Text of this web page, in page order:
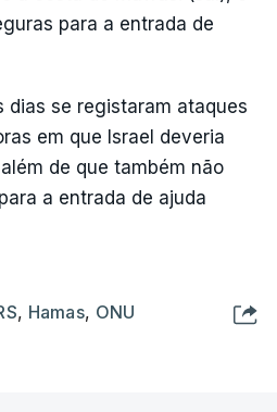
para a entrada de
dias se registaram ataques
em que Israel deveria
de que também não
a entrada de ajuda
, Hamas, ONU